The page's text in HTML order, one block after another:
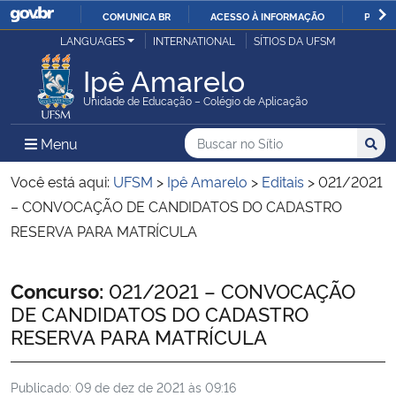
IR
O
COMUNICA BR ACESSO À INFORMAÇÃO
Ministério da Justiça e Segurança Pública
Ministério da Defesa
Ministério das Relações Exteriores
Ministério da Economia
Ministério da Agricultura, Pecuária e Abastecimento
Ministério da Educação
LANGUAGES INTERNATIONAL SÍTIOS DA UFSM
Ipê Amarelo
Unidade de Educação – Colégio de Aplicação
Menu Menu Principal do Sítio
Busca
Buscar no no Sítio
Busca:
Você está aqui: UFSM > Ipê Amarelo > Editais >021/2021
– CONVOCAÇÃO DE CANDIDATOS DO CADASTRO
RESERVA PARA MATRÍCULA
Início do conteúdo
Concurso: 021/2021 – CONVOCAÇÃO
DE CANDIDATOS DO CADASTRO
RESERVA PARA MATRÍCULA
Publicado: 09 de dez de 2021 às 09:16